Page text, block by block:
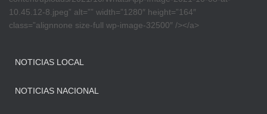
10.45.12-8.jpeg” alt=”” width=”1280″ height=”164″
class=”alignnone size-full wp-image-32500″ /></a>
NOTICIAS LOCAL
NOTICIAS NACIONAL